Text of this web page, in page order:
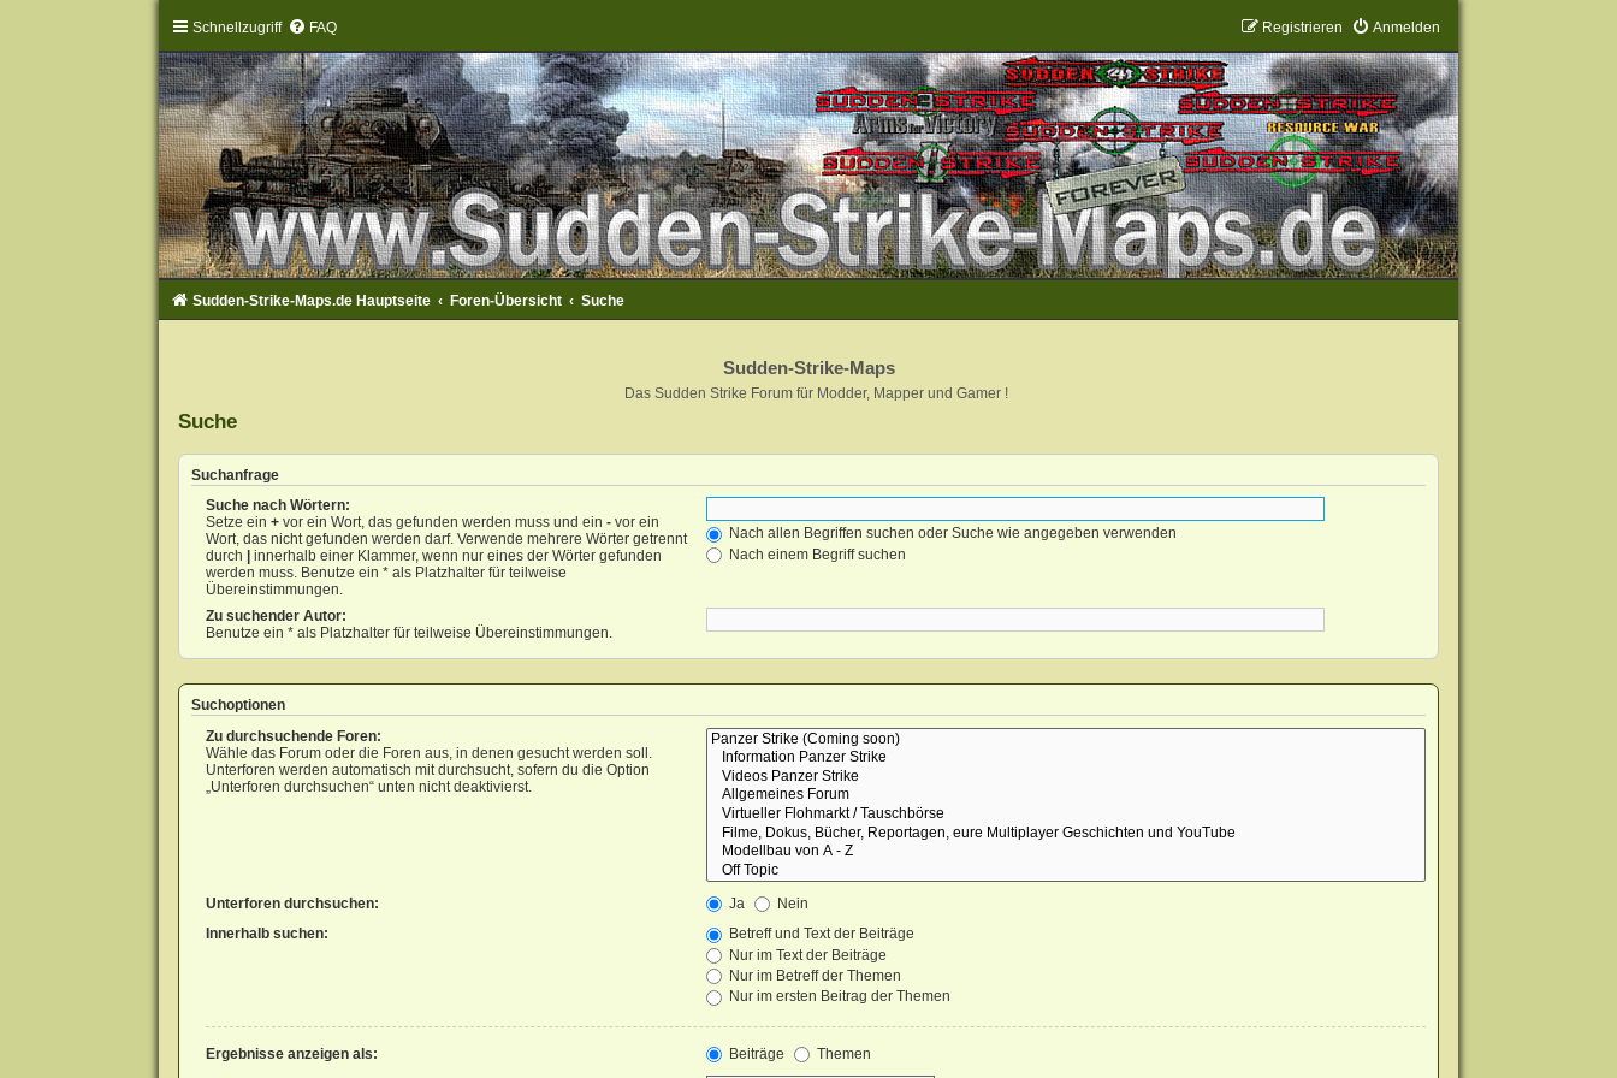
Schnellzugriff FAQ Anmelden
Registrieren
Sudden-Strike-Maps.de Hauptseite Foren-Übersicht Suche
Sudden-Strike-Maps
Das Sudden Strike Forum für Modder, Mapper und Gamer !
Suche
Suchanfrage
Suche nach Wörtern:
Setze ein +vor ein Wort, das gefunden werden muss und ein -vor ein
Wort, das nicht gefunden werden darf. Verwende mehrere Wörter getrennt
durch
innerhalb einer Klammer, wenn nur eines der Wörter gefunden
werden muss. Benutze ein * als Platzhalter für teilweise
Übereinstimmungen.
Nach allen Begriffen suchen oder Suche wie angegeben verwenden
Nach einem Begriff suchen
Zu suchender Autor:
Benutze ein * als Platzhalter für teilweise Übereinstimmungen.
Suchoptionen
Zu durchsuchende Foren:
Wähle das Forum oder die Foren aus, in denen gesucht werden soll.
Unterforen werden automatisch mit durchsucht, sofern du die Option
„Unterforen durchsuchen“ unten nicht deaktivierst.
Unterforen durchsuchen: Ja
Nein
Innerhalb suchen:
Betreff und Text der Beiträge
Nur im Text der Beiträge
Nur im Betreff der Themen
Nur im ersten Beitrag der Themen
Ergebnisse anzeigen als: Beiträge
Themen